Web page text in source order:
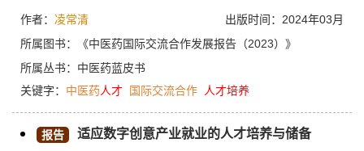
垒，进而有针对性地提出推动中医药人才国际交流合作创新发展
的思考建议，要推动形成促进国际中医药人才交流合作的共识，
人才交流合作机构，探索创新国际中医药人才交流合作机制和方
式，加大高校中医药国际人才培养力度，进一步完善国际中医药
人才培养的相关资源。
出版时间：2024年03月
作者： 凌常清
所属图书：
《中医药国际交流合作发展报告（2023）》
所属丛书： 中医药蓝皮书
关键字： 中医药人才 国际交流合作 人才培养
报告 适应数字创意产业就业的人才培养与储备